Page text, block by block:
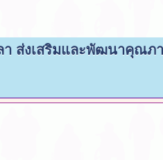
า ส่งเสริมและพัฒนาคุณ